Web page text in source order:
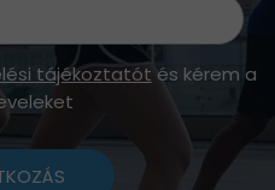
tájékoztatót és kérem a